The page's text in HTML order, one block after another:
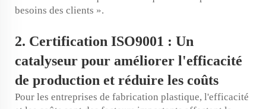
besoins des clients ».
2. Certification ISO9001 : Un
catalyseur pour améliorer l'efficacité
de production et réduire les coûts
Pour les entreprises de fabrication plastique, l'efficacité